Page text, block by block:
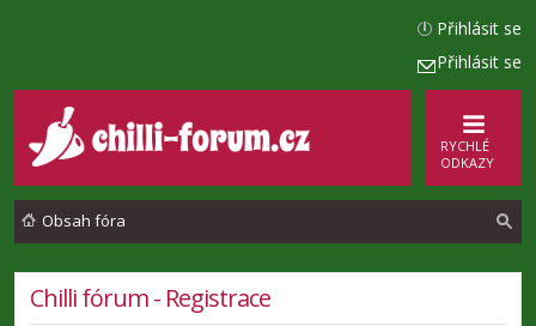
Přihlásit se
Přihlásit se
RYCHLÉ
ODKAZY
Obsah fóra
Chilli fórum - Registrace